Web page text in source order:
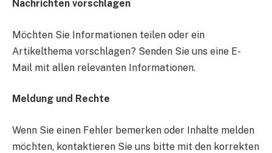
Nachrichten vorschlagen
Möchten Sie Informationen teilen oder ein
Artikelthema vorschlagen? Senden Sie uns eine E-
Mail mit allen relevanten Informationen.
Meldung und Rechte
Wenn Sie einen Fehler bemerken oder Inhalte melden
möchten, kontaktieren Sie uns bitte mit den korrekten